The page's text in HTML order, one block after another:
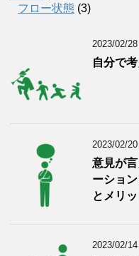
フロー状態 (3)
2023/02/28
自分で
2023/02/20
意見が
ーショ
とメリ
2023/02/14